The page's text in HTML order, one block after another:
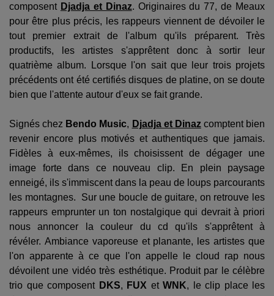
composent Djadja et Dinaz. Originaires du 77, de Meaux
pour être plus précis, les rappeurs viennent de dévoiler le
tout premier extrait de l'album qu'ils préparent. Très
productifs, les artistes s'apprêtent donc à sortir leur
quatrième album. Lorsque l'on sait que leur trois projets
précédents ont été certifiés disques de platine, on se doute
bien que l'attente autour d'eux se fait grande.
Signés chez Bendo Music, Djadja et Dinazcomptent bien
revenir encore plus motivés et authentiques que jamais.
Fidèles à eux-mêmes, ils choisissent de dégager une
image forte dans ce nouveau clip. En plein paysage
enneigé, ils s'immiscent dans la peau de loups parcourants
les montagnes. Sur une boucle de guitare, on retrouve les
rappeurs emprunter un ton nostalgique qui devrait à priori
nous annoncer la couleur du cd qu'ils s'apprêtent à
révéler. Ambiance vaporeuse et planante, les artistes que
l'on apparente à ce que l'on appelle le cloud rap nous
dévoilent une vidéo très esthétique. Produit par le célèbre
trio que composent DKS, FUX et WNK, le clip place les